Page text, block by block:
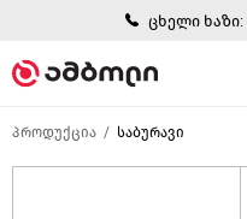
ცხელი ხაზი:
პროდუქცია საბურავი